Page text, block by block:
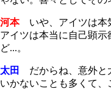
河本いや、アイツは本
アイツは本当に自己顕
ど...。
太田
だからね、意外と
いかないことも多くて、